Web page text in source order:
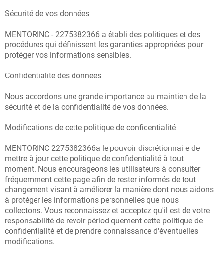
Sécurité de vos données
MENTORINC - 2275382366 a établi des politiques et des
procédures qui définissent les garanties appropriées pour
protéger vos informations sensibles.
Confidentialité des données
Nous accordons une grande importance au maintien de la
sécurité et de la confidentialité de vos données.
Modifications de cette politique de confidentialité
MENTORINC 2275382366a le pouvoir discrétionnaire de
mettre à jour cette politique de confidentialité à tout
moment. Nous encourageons les utilisateurs à consulter
fréquemment cette page afin de rester informés de tout
changement visant à améliorer la manière dont nous aidons
à protéger les informations personnelles que nous
collectons. Vous reconnaissez et acceptez qu'il est de votre
responsabilité de revoir périodiquement cette politique de
confidentialité et de prendre connaissance d'éventuelles
modifications.